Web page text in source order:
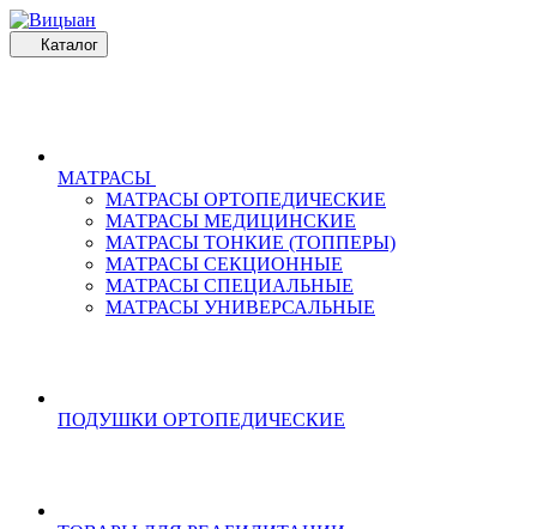
Каталог
МАТРАСЫ
МАТРАСЫ ОРТОПЕДИЧЕСКИЕ
МАТРАСЫ МЕДИЦИНСКИЕ
МАТРАСЫ ТОНКИЕ (ТОППЕРЫ)
МАТРАСЫ СЕКЦИОННЫЕ
МАТРАСЫ СПЕЦИАЛЬНЫЕ
МАТРАСЫ УНИВЕРСАЛЬНЫЕ
ПОДУШКИ ОРТОПЕДИЧЕСКИЕ